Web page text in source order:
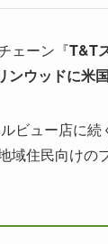
ェーン『T&T
ンウッドに米
ビュー店に
住民向けの